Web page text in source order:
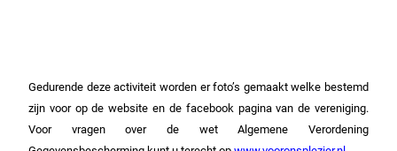
Gedurende deze activiteit worden er foto’s gemaakt welke bestemd
zijn voor op de website en de facebook pagina van de vereniging.
Voor vragen over de wet Algemene Verordening